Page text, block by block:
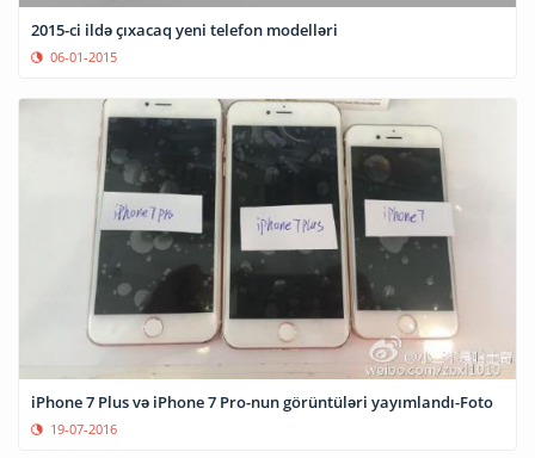
2015-ci ildə çıxacaq yeni telefon modelləri
06-01-2015
iPhone 7 Plus və iPhone 7 Pro-nun görüntüləri yayımlandı-Foto
19-07-2016